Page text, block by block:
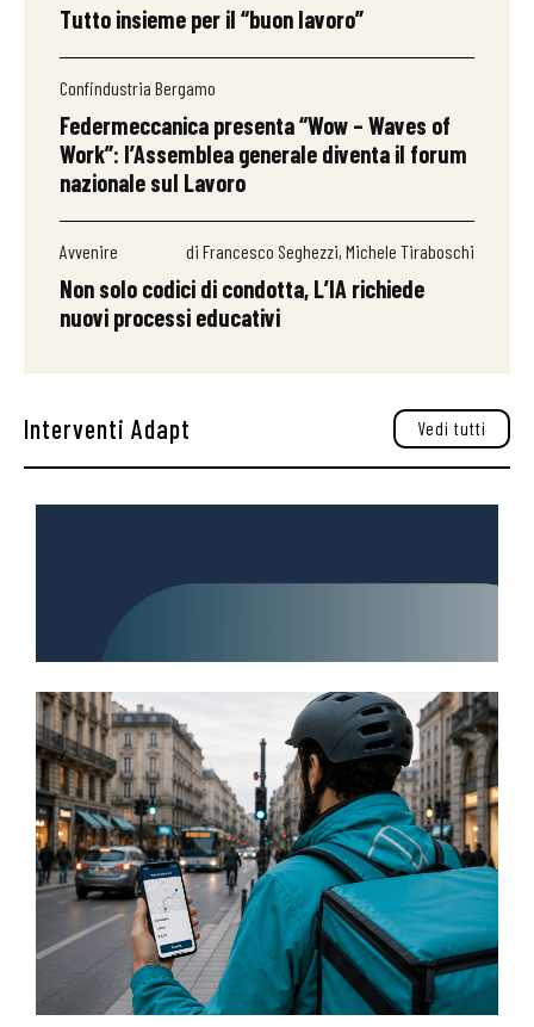
Tutto insieme per il “buon lavoro”
Confindustria Bergamo
Federmeccanica presenta “Wow – Waves of
Work”: l’Assemblea generale diventa il forum
nazionale sul Lavoro
Avvenire di Francesco Seghezzi, Michele Tiraboschi
Non solo codici di condotta, L’IA richiede
nuovi processi educativi
Interventi Adapt Vedi tutti